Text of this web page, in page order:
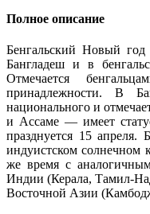
Полное описание
Бенгальский Новый год
Бангладеш и в
Отмечается
принадлежности. В
национального и
и Ассаме — имеет
празднуется 15 апреля.
индуистском солнечном
же время с
Индии (Керала, Тамил-
Восточной Азии